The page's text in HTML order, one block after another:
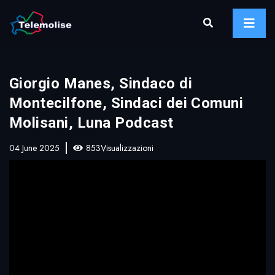
Giorgio Manes, Sindaco di
Montecilfone, Sindaci dei Comuni
Molisani, Luna Podcast
04 June 2025 853Visualizzazioni